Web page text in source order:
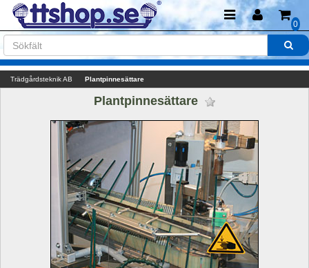
0
Trädgårdsteknik AB Plantpinnesättare
Plantpinnesättare